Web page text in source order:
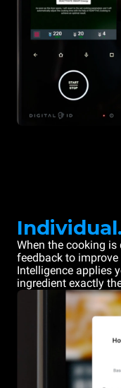
When the cooking is
feedback to
Intelligence applies
ingredient exactly